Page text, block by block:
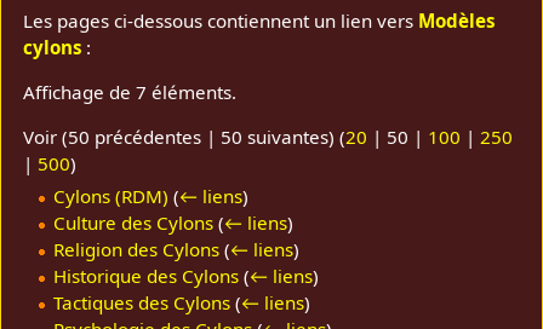
Les pages ci-dessous contiennent un lien vers Modèles
cylons :
Affichage de 7 éléments.
Voir (50 précédentes | 50 suivantes) (20 | 50 | 100 |250
| 500)
Cylons (RDM) (← liens)
Culture des Cylons (← liens)
Religion des Cylons (← liens)
Historique des Cylons (← liens)
Tactiques des Cylons (← liens)